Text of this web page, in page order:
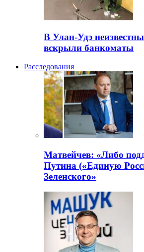
В Улан-Удэ
вскрыли банкоматы
Расследования
Матвейчев: «Либо
Путина («Единую
Зеленского»